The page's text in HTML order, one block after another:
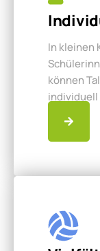
In kleinen
können